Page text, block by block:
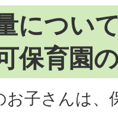
につい
保育園
お子さんは、